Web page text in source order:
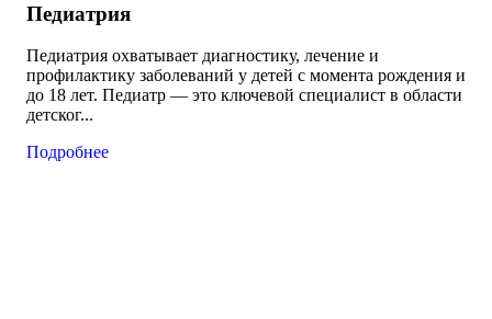
Педиатрия
Педиатрия охватывает диагностику, лечение и
профилактику заболеваний у детей с момента рождения и
до 18 лет. Педиатр — это ключевой специалист в области
детског...
Подробнее